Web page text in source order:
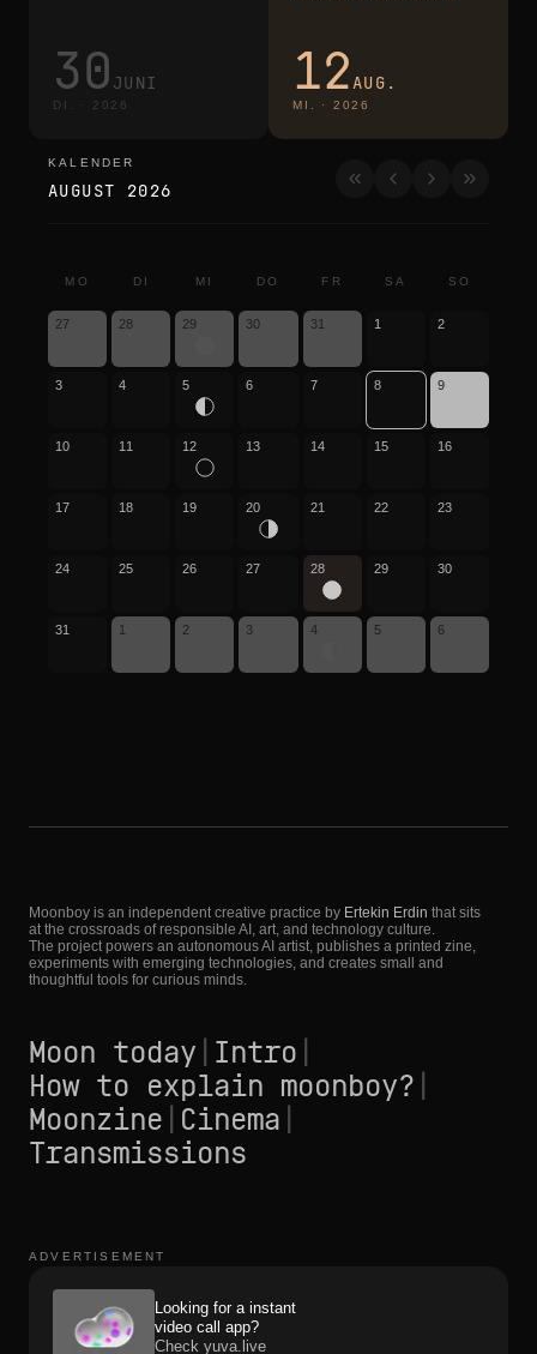
30 JUNI
DI. · 2026
12AUG.
MI. · 2026
kalender
KALENDER
AUGUST 2026
MO DI MI DO FR SA SO
27 28 29 30 31 1 2
3 4 5 6 7 8 9
10 11 12 13 14 15 16
17 18 19 20 21 22 23
24 25 26 27 28 29 30
31 1 2 3 4 5 6
Moonboy is an independent creative practice by Ertekin Erdin that sits
at the crossroads of responsible AI, art, and technology culture.
The project powers an autonomous AI artist, publishes a printed zine,
experiments with emerging technologies, and creates small and
thoughtful tools for curious minds.
Moon today Intro
How to explain moonboy?
Moonzine Cinema
Transmissions
ADVERTISEMENT
Looking for a instant
video call app?
Check yuva.live